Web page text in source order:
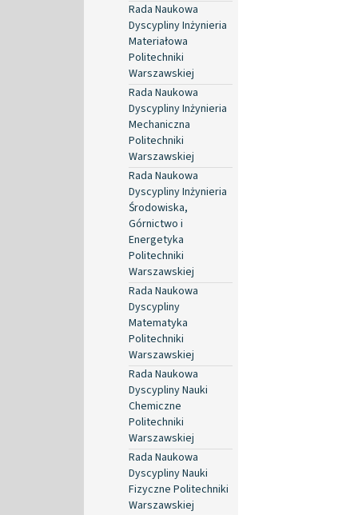
Rada Naukowa
Dyscypliny Inżynieria
Materiałowa
Politechniki
Warszawskiej
Rada Naukowa
Dyscypliny Inżynieria
Mechaniczna
Politechniki
Warszawskiej
Rada Naukowa
Dyscypliny Inżynieria
Środowiska,
Górnictwo i
Energetyka
Politechniki
Warszawskiej
Rada Naukowa
Dyscypliny
Matematyka
Politechniki
Warszawskiej
Rada Naukowa
Dyscypliny Nauki
Chemiczne
Politechniki
Warszawskiej
Rada Naukowa
Dyscypliny Nauki
Fizyczne Politechniki
Warszawskiej